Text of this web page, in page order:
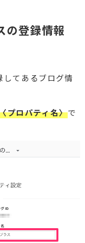
の登録情報
てあるブログ情
プロパティ名〉で